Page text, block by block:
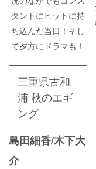
タントにヒットに持
ち込んだ当日！そし
て夕方にドラマも！
三重県古和
浦 秋のエギ
ング
島田細香/木下大
介